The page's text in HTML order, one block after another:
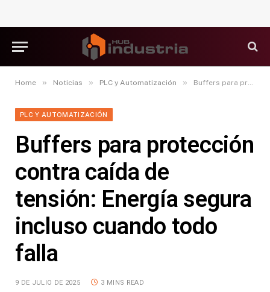
Home » Noticias » PLC y Automatización » Buffers para protección contra caída de tensión: Energía segura incluso cuando todo falla
PLC Y AUTOMATIZACIÓN
Buffers para protección
contra caída de
tensión: Energía segura
incluso cuando todo
falla
9 DE JULIO DE 2025 3 MINS READ